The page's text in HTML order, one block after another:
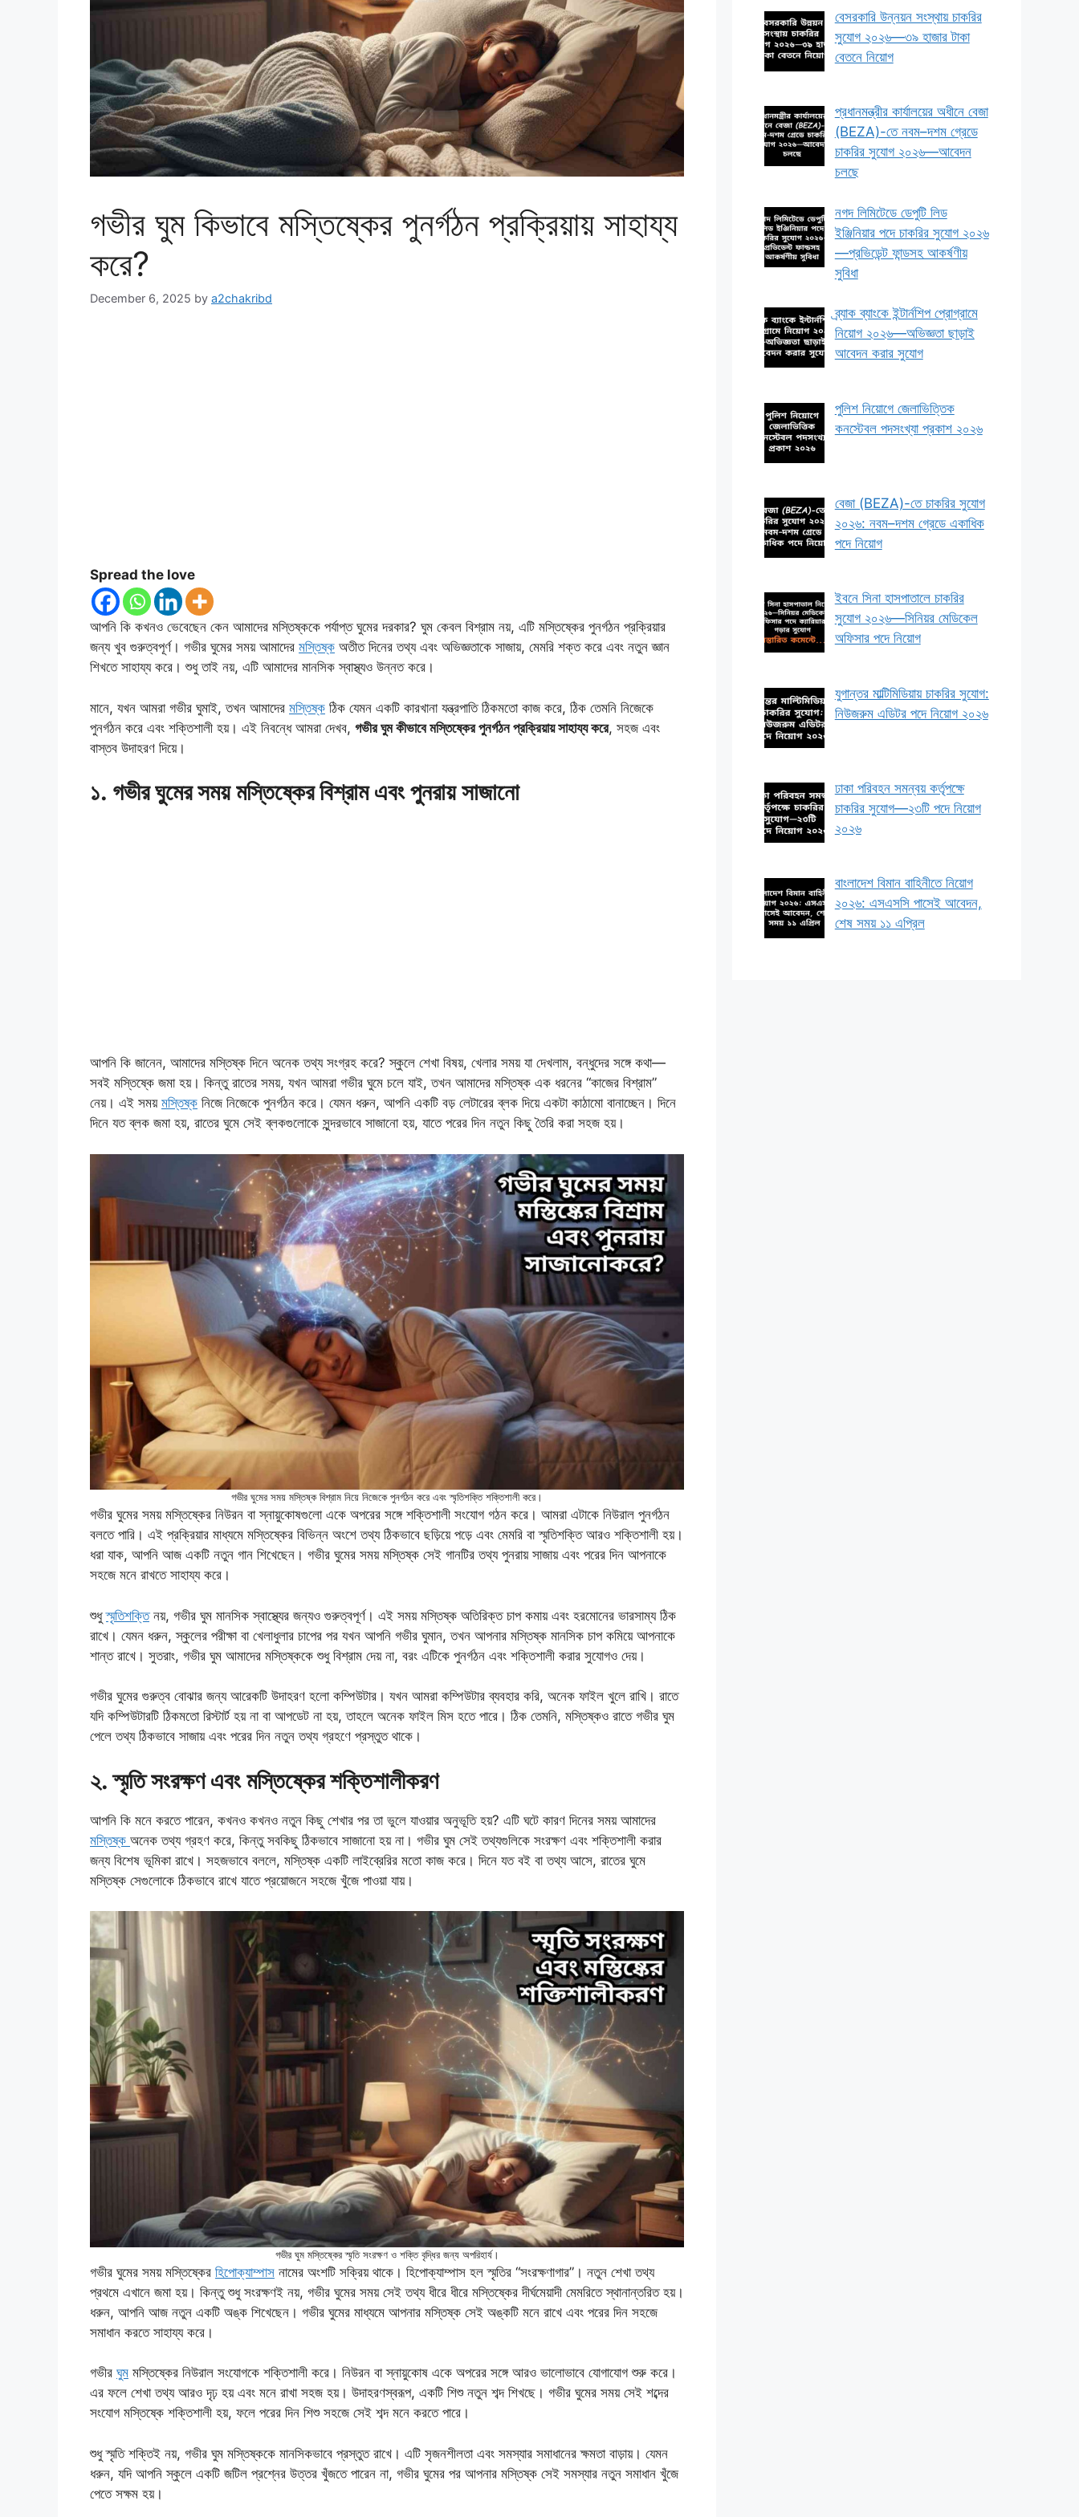
গভীর ঘুম কিভাবে মস্তিষ্কের পুনর্গঠন প্রক্রিয়ায় সাহায্য
করে?
December 6, 2025 by a2chakribd
Spread the love
আপনি কি কখনও ভেবেছেন কেন আমাদের মস্তিষ্ককে পর্যাপ্ত ঘুমের দরকার? ঘুম কেবল বিশ্রাম নয়, এটি মস্তিষ্কের পুনর্গঠন প্রক্রিয়ার
জন্য খুব গুরুত্বপূর্ণ। গভীর ঘুমের সময় আমাদের মস্তিষ্ক অতীত দিনের তথ্য এবং অভিজ্ঞতাকে সাজায়, মেমরি শক্ত করে এবং নতুন জ্ঞান
শিখতে সাহায্য করে। শুধু তাই নয়, এটি আমাদের মানসিক স্বাস্থ্যও উন্নত করে।
মানে, যখন আমরা গভীর ঘুমাই, তখন আমাদের মস্তিষ্ক ঠিক যেমন একটি কারখানা যন্ত্রপাতি ঠিকমতো কাজ করে, ঠিক তেমনি নিজেকে
পুনর্গঠন করে এবং শক্তিশালী হয়। এই নিবন্ধে আমরা দেখব, গভীর ঘুম কীভাবে মস্তিষ্কের পুনর্গঠন প্রক্রিয়ায় সাহায্য করে, সহজ এবং
বাস্তব উদাহরণ দিয়ে।
১. গভীর ঘুমের সময় মস্তিষ্কের বিশ্রাম এবং পুনরায় সাজানো
আপনি কি জানেন, আমাদের মস্তিষ্ক দিনে অনেক তথ্য সংগ্রহ করে? স্কুলে শেখা বিষয়, খেলার সময় যা দেখলাম, বন্ধুদের সঙ্গে কথা—
সবই মস্তিষ্কে জমা হয়। কিন্তু রাতের সময়, যখন আমরা গভীর ঘুমে চলে যাই, তখন আমাদের মস্তিষ্ক এক ধরনের “কাজের বিশ্রাম”
নেয়। এই সময় মস্তিষ্ক নিজে নিজেকে পুনর্গঠন করে। যেমন ধরুন, আপনি একটি বড় লেটারের ব্লক দিয়ে একটা কাঠামো বানাচ্ছেন। দিনে
দিনে যত ব্লক জমা হয়, রাতের ঘুমে সেই ব্লকগুলোকে সুন্দরভাবে সাজানো হয়, যাতে পরের দিন নতুন কিছু তৈরি করা সহজ হয়।
গভীর ঘুমের সময় মস্তিষ্ক বিশ্রাম নিয়ে নিজেকে পুনর্গঠন করে এবং স্মৃতিশক্তি শক্তিশালী করে।
গভীর ঘুমের সময় মস্তিষ্কের নিউরন বা স্নায়ুকোষগুলো একে অপরের সঙ্গে শক্তিশালী সংযোগ গঠন করে। আমরা এটাকে নিউরাল পুনর্গঠন
বলতে পারি। এই প্রক্রিয়ার মাধ্যমে মস্তিষ্কের বিভিন্ন অংশে তথ্য ঠিকভাবে ছড়িয়ে পড়ে এবং মেমরি বা স্মৃতিশক্তি আরও শক্তিশালী হয়।
ধরা যাক, আপনি আজ একটি নতুন গান শিখেছেন। গভীর ঘুমের সময় মস্তিষ্ক সেই গানটির তথ্য পুনরায় সাজায় এবং পরের দিন আপনাকে
সহজে মনে রাখতে সাহায্য করে।
শুধুস্মৃতিশক্তিনয়, গভীর ঘুম মানসিক স্বাস্থ্যের জন্যও গুরুত্বপূর্ণ। এই সময় মস্তিষ্ক অতিরিক্ত চাপ কমায় এবং হরমোনের ভারসাম্য ঠিক
রাখে। যেমন ধরুন, স্কুলের পরীক্ষা বা খেলাধুলার চাপের পর যখন আপনি গভীর ঘুমান, তখন আপনার মস্তিষ্ক মানসিক চাপ কমিয়ে আপনাকে
শান্ত রাখে। সুতরাং, গভীর ঘুম আমাদের মস্তিষ্ককে শুধু বিশ্রাম দেয় না, বরং এটিকে পুনর্গঠন এবং শক্তিশালী করার সুযোগও দেয়।
গভীর ঘুমের গুরুত্ব বোঝার জন্য আরেকটি উদাহরণ হলো কম্পিউটার। যখন আমরা কম্পিউটার ব্যবহার করি, অনেক ফাইল খুলে রাখি। রাতে
যদি কম্পিউটারটি ঠিকমতো রিস্টার্ট হয় না বা আপডেট না হয়, তাহলে অনেক ফাইল মিস হতে পারে। ঠিক তেমনি, মস্তিষ্কও রাতে গভীর ঘুম
পেলে তথ্য ঠিকভাবে সাজায় এবং পরের দিন নতুন তথ্য গ্রহণে প্রস্তুত থাকে।
২. স্মৃতি সংরক্ষণ এবং মস্তিষ্কের শক্তিশালীকরণ
আপনি কি মনে করতে পারেন, কখনও কখনও নতুন কিছু শেখার পর তা ভুলে যাওয়ার অনুভূতি হয়? এটি ঘটে কারণ দিনের সময় আমাদের
মস্তিষ্ক অনেক তথ্য গ্রহণ করে, কিন্তু সবকিছু ঠিকভাবে সাজানো হয় না। গভীর ঘুম সেই তথ্যগুলিকে সংরক্ষণ এবং শক্তিশালী করার
জন্য বিশেষ ভূমিকা রাখে। সহজভাবে বললে, মস্তিষ্ক একটি লাইব্রেরির মতো কাজ করে। দিনে যত বই বা তথ্য আসে, রাতের ঘুমে
মস্তিষ্ক সেগুলোকে ঠিকভাবে রাখে যাতে প্রয়োজনে সহজে খুঁজে পাওয়া যায়।
গভীর ঘুম মস্তিষ্কের স্মৃতি সংরক্ষণ ও শক্তি বৃদ্ধির জন্য অপরিহার্য।
গভীর ঘুমের সময় মস্তিষ্কের হিপোক্যাম্পাস নামের অংশটি সক্রিয় থাকে। হিপোক্যাম্পাস হল স্মৃতির “সংরক্ষণাগার”। নতুন শেখা তথ্য
প্রথমে এখানে জমা হয়। কিন্তু শুধু সংরক্ষণই নয়, গভীর ঘুমের সময় সেই তথ্য ধীরে ধীরে মস্তিষ্কের দীর্ঘমেয়াদী মেমরিতে স্থানান্তরিত হয়।
ধরুন, আপনি আজ নতুন একটি অঙ্ক শিখেছেন। গভীর ঘুমের মাধ্যমে আপনার মস্তিষ্ক সেই অঙ্কটি মনে রাখে এবং পরের দিন সহজে
সমাধান করতে সাহায্য করে।
গভীর ঘুম মস্তিষ্কের নিউরাল সংযোগকে শক্তিশালী করে। নিউরন বা স্নায়ুকোষ একে অপরের সঙ্গে আরও ভালোভাবে যোগাযোগ শুরু করে।
এর ফলে শেখা তথ্য আরও দৃঢ় হয় এবং মনে রাখা সহজ হয়। উদাহরণস্বরূপ, একটি শিশু নতুন শব্দ শিখছে। গভীর ঘুমের সময় সেই শব্দের
সংযোগ মস্তিষ্কে শক্তিশালী হয়, ফলে পরের দিন শিশু সহজে সেই শব্দ মনে করতে পারে।
শুধু স্মৃতি শক্তিই নয়, গভীর ঘুম মস্তিষ্ককে মানসিকভাবে প্রস্তুত রাখে। এটি সৃজনশীলতা এবং সমস্যার সমাধানের ক্ষমতা বাড়ায়। যেমন
ধরুন, যদি আপনি স্কুলে একটি জটিল প্রশ্নের উত্তর খুঁজতে পারেন না, গভীর ঘুমের পর আপনার মস্তিষ্ক সেই সমস্যার নতুন সমাধান খুঁজে
পেতে সক্ষম হয়।
বেসরকারি উন্নয়ন সংস্থায় চাকরির
সুযোগ ২০২৬—৩৯ হাজার টাকা
বেতনে নিয়োগ
প্রধানমন্ত্রীর কার্যালয়ের অধীনে বেজা
(BEZA)-তে নবম–দশম গ্রেডে
চাকরির সুযোগ ২০২৬—আবেদন
চলছে
নগদ লিমিটেডে ডেপুটি লিড
ইঞ্জিনিয়ার পদে চাকরির সুযোগ ২০২৬
—প্রভিডেন্ট ফান্ডসহ আকর্ষণীয়
সুবিধা
ব্র্যাক ব্যাংকে ইন্টার্নশিপ প্রোগ্রামে
নিয়োগ ২০২৬—অভিজ্ঞতা ছাড়াই
আবেদন করার সুযোগ
পুলিশ নিয়োগে জেলাভিত্তিক
কনস্টেবল পদসংখ্যা প্রকাশ ২০২৬
বেজা (BEZA)-তে চাকরির সুযোগ
২০২৬: নবম–দশম গ্রেডে একাধিক
পদে নিয়োগ
ইবনে সিনা হাসপাতালে চাকরির
সুযোগ ২০২৬—সিনিয়র মেডিকেল
অফিসার পদে নিয়োগ
যুগান্তর মাল্টিমিডিয়ায় চাকরির সুযোগ:
নিউজরুম এডিটর পদে নিয়োগ ২০২৬
ঢাকা পরিবহন সমন্বয় কর্তৃপক্ষে
চাকরির সুযোগ—২৩টি পদে নিয়োগ
২০২৬
বাংলাদেশ বিমান বাহিনীতে নিয়োগ
২০২৬: এসএসসি পাসেই আবেদন,
শেষ সময় ১১ এপ্রিল